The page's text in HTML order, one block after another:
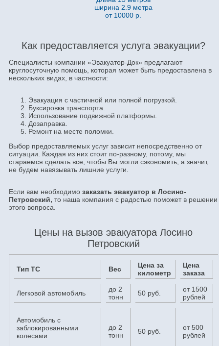
ширина 2.9 метра
от 10000 р.
Как предоставляется услуга эвакуации?
Специалисты компании «Эвакуатор-Док» предлагают
круглосуточную помощь, которая может быть предоставлена в
нескольких видах, в частности:
Эвакуация с частичной или полной погрузкой.
Буксировка транспорта.
Использование подвижной платформы.
Дозаправка.
Ремонт на месте поломки.
Выбор предоставляемых услуг зависит непосредственно от
ситуации. Каждая из них стоит по-разному, потому, мы
стараемся сделать все, чтобы Вы могли сэкономить, а значит,
не будем навязывать лишние услуги.
Если вам необходимо заказать эвакуатор в Лосино-
Петровский, то наша компания с радостью поможет в решении
этого вопроса.
Цены на вызов эвакуатора Лосино
Петровский
Тип ТС Вес
Цена за
километр
Цена
заказа
Легковой автомобиль
до 2
тонн
50 руб.
от 1500
рублей
Автомобиль с
заблокированными
колесами
до 2
тонн
50 руб.
от 500
рублей